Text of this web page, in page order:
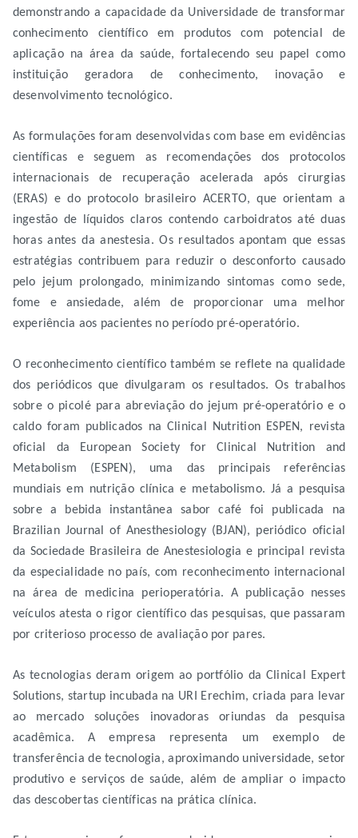
demonstrando a capacidade da Universidade de transformar
conhecimento científico em produtos com potencial de
aplicação na área da saúde, fortalecendo seu papel como
instituição geradora de conhecimento, inovação e
desenvolvimento tecnológico.
As formulações foram desenvolvidas com base em evidências
científicas e seguem as recomendações dos protocolos
internacionais de recuperação acelerada após cirurgias
(ERAS) e do protocolo brasileiro ACERTO, que orientam a
ingestão de líquidos claros contendo carboidratos até duas
horas antes da anestesia. Os resultados apontam que essas
estratégias contribuem para reduzir o desconforto causado
pelo jejum prolongado, minimizando sintomas como sede,
fome e ansiedade, além de proporcionar uma melhor
experiência aos pacientes no período pré-operatório.
O reconhecimento científico também se reflete na qualidade
dos periódicos que divulgaram os resultados. Os trabalhos
sobre o picolé para abreviação do jejum pré-operatório e o
caldo foram publicados na Clinical Nutrition ESPEN, revista
oficial da European Society for Clinical Nutrition and
Metabolism (ESPEN), uma das principais referências
mundiais em nutrição clínica e metabolismo. Já a pesquisa
sobre a bebida instantânea sabor café foi publicada na
Brazilian Journal of Anesthesiology (BJAN), periódico oficial
da Sociedade Brasileira de Anestesiologia e principal revista
da especialidade no país, com reconhecimento internacional
na área de medicina perioperatória. A publicação nesses
veículos atesta o rigor científico das pesquisas, que passaram
por criterioso processo de avaliação por pares.
As tecnologias deram origem ao portfólio da Clinical Expert
Solutions, startup incubada na URI Erechim, criada para levar
ao mercado soluções inovadoras oriundas da pesquisa
acadêmica. A empresa representa um exemplo de
transferência de tecnologia, aproximando universidade, setor
produtivo e serviços de saúde, além de ampliar o impacto
das descobertas científicas na prática clínica.